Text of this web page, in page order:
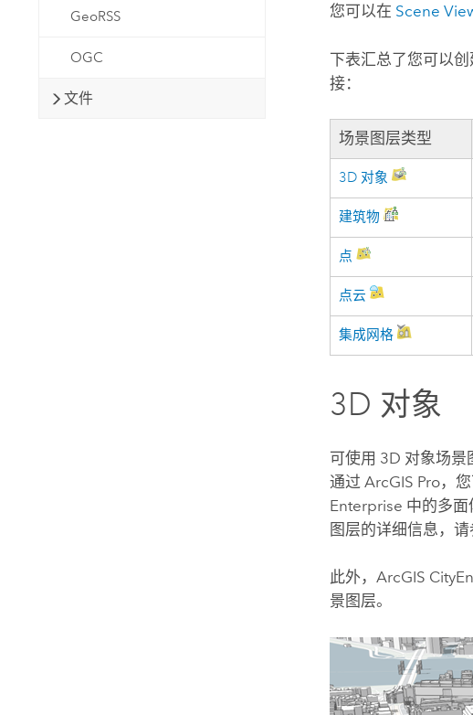
GeoRSS
OGC
文件
您可以在 Scene
下表汇总了您可以
接：
场景图层类型
3D 对象
建筑物
点
点云
集成网格
3D 对象
可使用 3D 对象场景
通过ArcGIS Pro，
Enterprise 中的多
图层的详细信息，
此外，ArcGIS
景图层。